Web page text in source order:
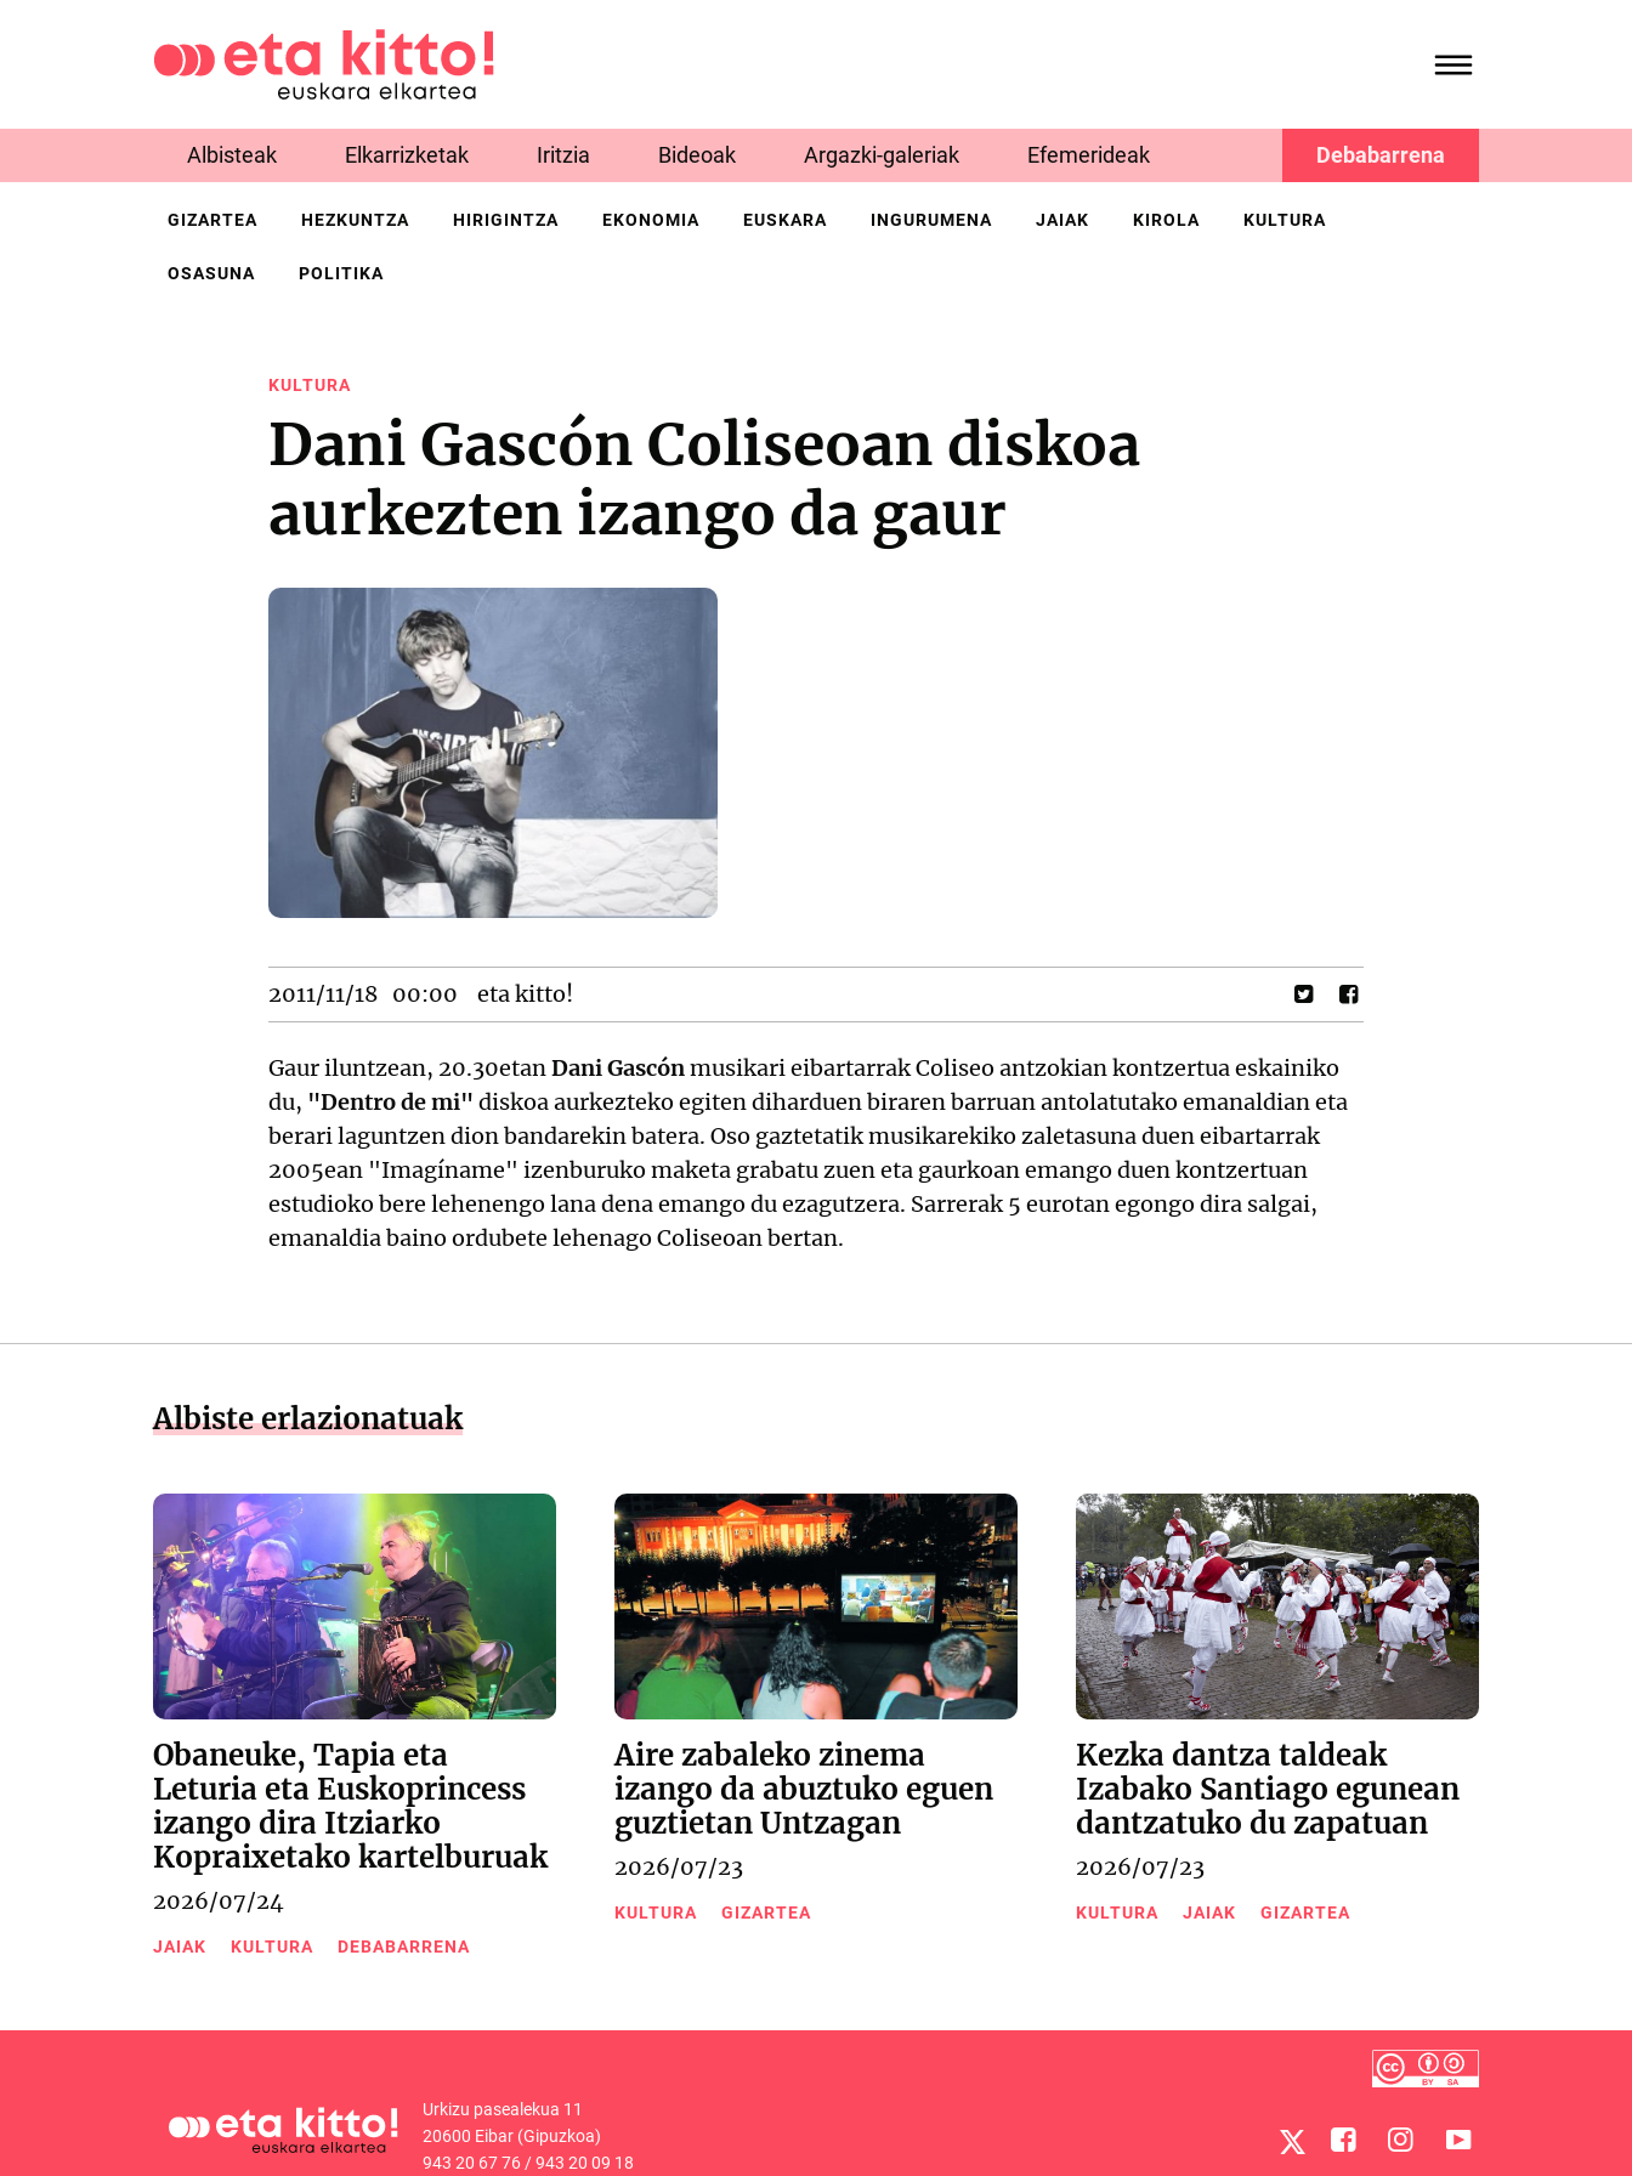
Albisteak Elkarrizketak Iritzia Bideoak Argazki-galeriak Efemerideak Debabarrena
GIZARTEA HEZKUNTZA HIRIGINTZA EKONOMIA EUSKARA INGURUMENA JAIAK KIROLA KULTURA
OSASUNA POLITIKA
KULTURA
Dani Gascón Coliseoan diskoa
aurkezten izango da gaur
2011/11/18 00:00 eta kitto!
Gaur iluntzean, 20.30etanDani Gascónmusikari eibartarrak Coliseo antzokian kontzertua eskainiko
du, "Dentro de mi" diskoa aurkezteko egiten diharduen biraren barruan antolatutako emanaldian eta
berari laguntzen dion bandarekin batera. Oso gaztetatik musikarekiko zaletasuna duen eibartarrak
2005ean "Imagíname" izenburuko maketa grabatu zuen eta gaurkoan emango duen kontzertuan
estudioko bere lehenengo lana dena emango du ezagutzera. Sarrerak 5 eurotan egongo dira salgai,
emanaldia baino ordubete lehenago Coliseoan bertan.
Albiste erlazionatuak
Obaneuke, Tapia eta
Leturia eta Euskoprincess
izango dira Itziarko
Kopraixetako kartelburuak
2026/07/24
JAIAK KULTURA DEBABARRENA
Aire zabaleko zinema
izango da abuztuko eguen
guztietan Untzagan
2026/07/23
KULTURA GIZARTEA
Kezka dantza taldeak
Izabako Santiago egunean
dantzatuko du zapatuan
2026/07/23
KULTURA JAIAK GIZARTEA
Urkizu pasealekua 11
20600 Eibar (Gipuzkoa)
943 20 67 76/943 20 09 18